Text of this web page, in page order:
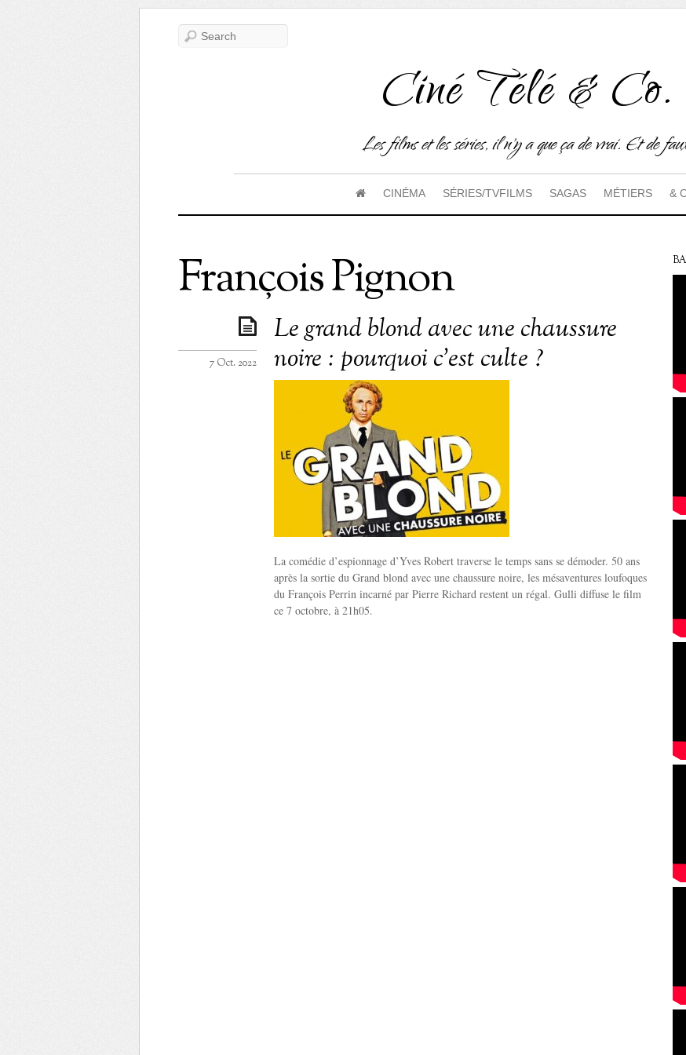
Ciné Télé & Co.
Les films et les séries, il n'y a que ça de vrai. Et de
CINÉMA SÉRIES/TVFILMS SAGAS MÉTIERS &
François Pignon
Le grand blond avec une chaussure
noire : pourquoi c’est culte ?
7 Oct. 2022
La comédie d’espionnage d’Yves Robert traverse le temps sans se démoder. 50 ans
après la sortie du Grand blond avec une chaussure noire, les mésaventures loufoques
du François Perrin incarné par Pierre Richard restent un régal. Gulli diffuse le film
ce 7 octobre, à 21h05.